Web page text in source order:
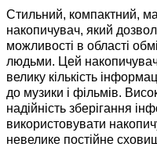
Стильний, компактний,
накопичувач, який
можливості в області
людьми. Цей
велику кількість
до музики і фільмів.
надійність зберігання
використовувати
невелике постійне